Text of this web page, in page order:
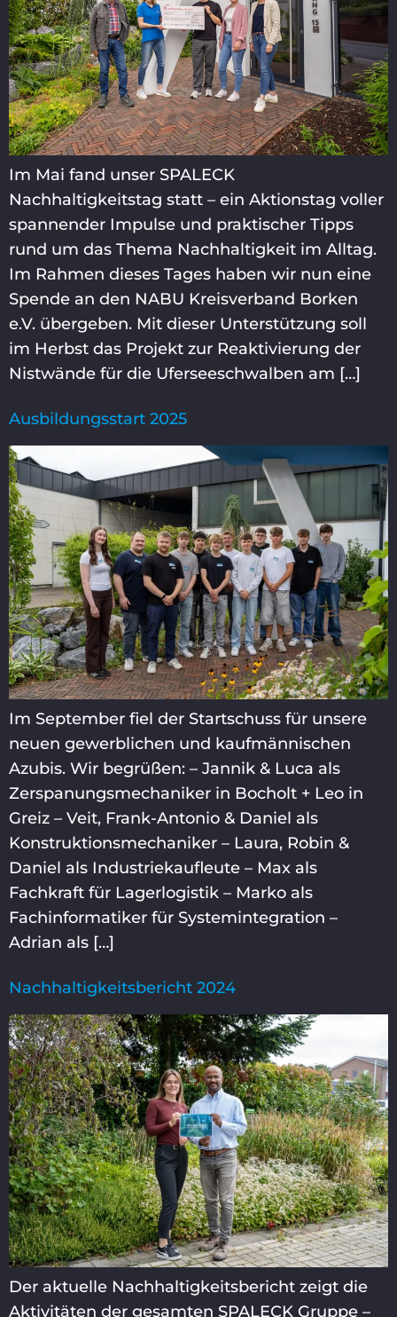
Im Mai fand unser SPALECK
Nachhaltigkeitstag statt – ein Aktionstag voller
spannender Impulse und praktischer Tipps
rund um das Thema Nachhaltigkeit im Alltag.
Im Rahmen dieses Tages haben wir nun eine
Spende an den NABU Kreisverband Borken
e.V. übergeben. Mit dieser Unterstützung soll
im Herbst das Projekt zur Reaktivierung der
Nistwände für die Uferseeschwalben am […]
Ausbildungsstart 2025
Im September fiel der Startschuss für unsere
neuen gewerblichen und kaufmännischen
Azubis. Wir begrüßen: – Jannik & Luca als
Zerspanungsmechaniker in Bocholt + Leo in
Greiz – Veit, Frank-Antonio & Daniel als
Konstruktionsmechaniker – Laura, Robin &
Daniel als Industriekaufleute – Max als
Fachkraft für Lagerlogistik – Marko als
Fachinformatiker für Systemintegration –
Adrian als […]
Nachhaltigkeitsbericht 2024
Der aktuelle Nachhaltigkeitsbericht zeigt die
Aktivitäten der gesamten SPALECK Gruppe –